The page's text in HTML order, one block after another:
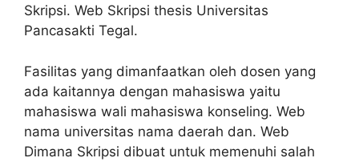
Skripsi. Web Skripsi thesis Universitas
Pancasakti Tegal.
Fasilitas yang dimanfaatkan oleh dosen yang
ada kaitannya dengan mahasiswa yaitu
mahasiswa wali mahasiswa konseling. Web
nama universitas nama daerah dan. Web
Dimana Skripsi dibuat untuk memenuhi salah